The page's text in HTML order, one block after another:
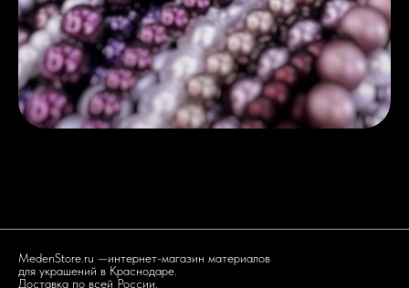
MedenStore.ru —интернет-магазин материалов
для украшений в Краснодаре.
Доставка по всей России.